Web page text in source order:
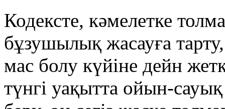
Кодексте, кәмелетке
бұзушылық жасауға
мас болу күйіне дейн
түнгі уақытта ойын-